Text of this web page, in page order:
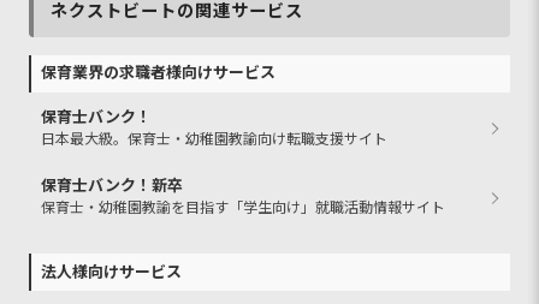
ネクストビートの関連サービス
保育業界の求職者様向けサービス
保育士バンク！
日本最大級。保育士・幼稚園教諭向け転職支援サイト
保育士バンク！新卒
保育士・幼稚園教諭を目指す「学生向け」就職活動情報サイト
法人様向けサービス